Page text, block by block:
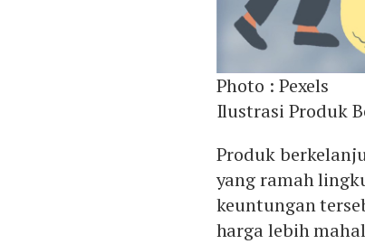
Photo : Pexels
Ilustrasi Produk
Produk
yang ramah
keuntungan
harga lebih